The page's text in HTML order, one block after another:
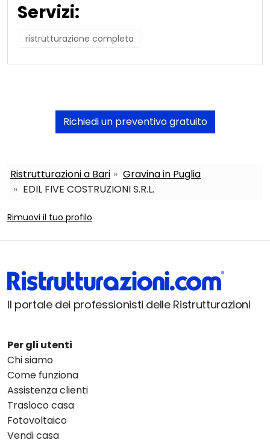
Servizi:
ristrutturazione completa
Richiedi un preventivo gratuito
Ristrutturazioni a Bari
Gravina in Puglia
EDIL FIVE COSTRUZIONI S.R.L.
Rimuovi il tuo profilo
Il portale dei professionisti delle Ristrutturazioni
Per gli utenti
Chi siamo
Come funziona
Assistenza clienti
Trasloco casa
Fotovoltaico
Vendi casa